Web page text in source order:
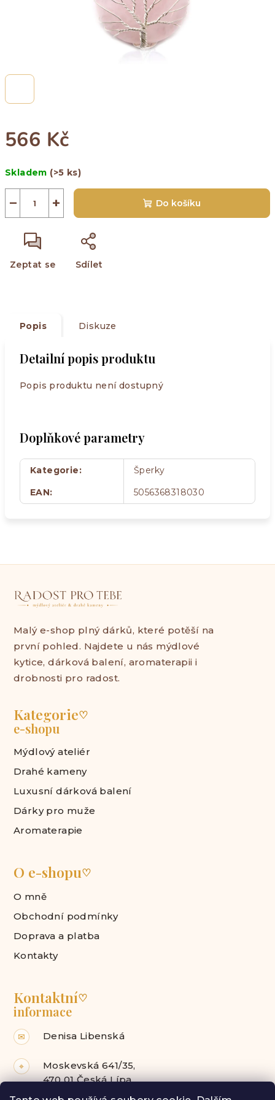
566 Kč
cena:
Skladem (>5 ks)
+
− Do košíku
Zeptat se Sdílet
Popis Diskuze
Detailní popis produktu
Popis produktu není dostupný
Doplňkové parametry
Kategorie:
Šperky
EAN: 5056368318030
Malý e-shop plný dárků, které potěší na
první pohled. Najdete u nás mýdlové
kytice, dárková balení, aromaterapii i
drobnosti pro radost.
Kategorie♡
e-shopu
Mýdlový ateliér
Drahé kameny
Luxusní dárková balení
Dárky pro muže
Aromaterapie
O e-shopu♡
O mně
Obchodní podmínky
Doprava a platba
Kontakty
Kontaktní♡
informace
✉ Denisa Libenská
⌖
Moskevská 641/35,
470 01 Česká Lípa